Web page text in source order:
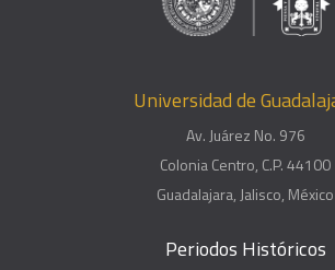
Universidad de
Av. Juárez No. 976
Colonia Centro, C.P. 44100
Guadalajara, Jalisco, México
Periodos Históricos